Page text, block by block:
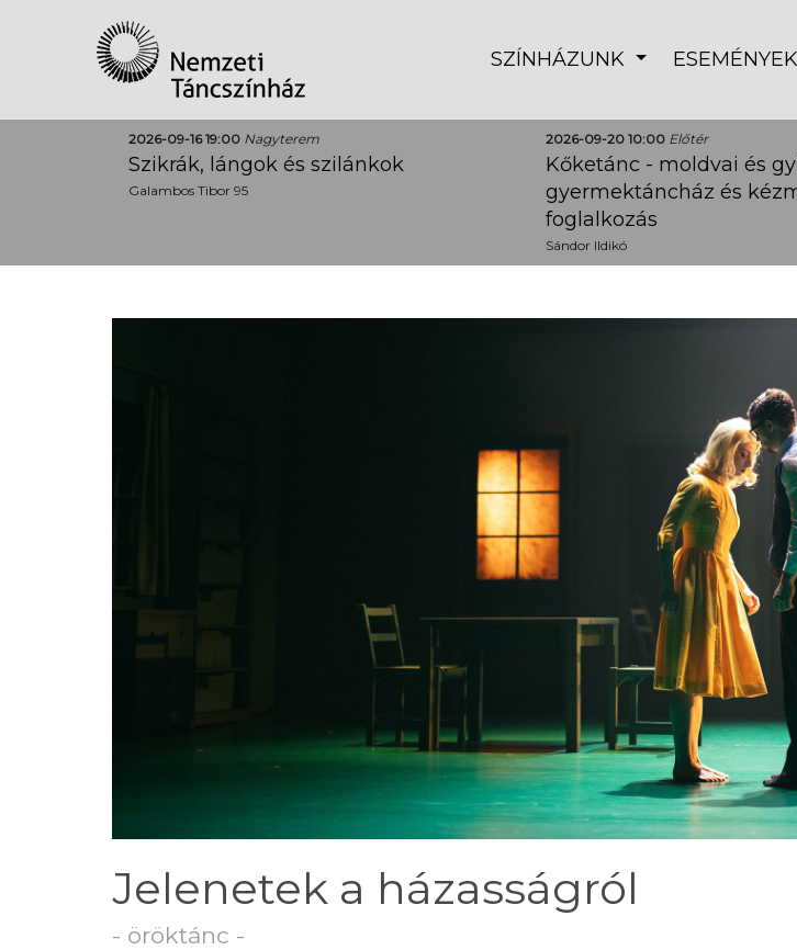
SZÍNHÁZUNK ESEMÉNYEK
2026-09-16 19:00 Nagyterem
Szikrák, lángok és szilánkok
Galambos Tibor 95
2026-09-20 10:00 Előtér
Kőketánc - moldvai és
gyermektáncház és
foglalkozás
Sándor Ildikó
Jelenetek a házasságról
- öröktánc -